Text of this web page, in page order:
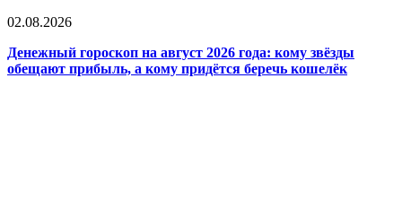
02.08.2026
Денежный гороскоп на август 2026 года: кому звёзды
обещают прибыль, а кому придётся беречь кошелёк